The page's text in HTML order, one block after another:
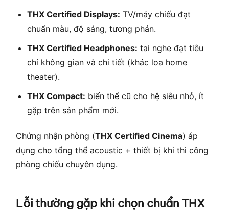
THX Certified Displays: TV/máy chiếu đạt
chuẩn màu, độ sáng, tương phản.
THX Certified Headphones: tai nghe đạt tiêu
chí không gian và chi tiết (khác loa home
theater).
THX Compact: biến thể cũ cho hệ siêu nhỏ, ít
gặp trên sản phẩm mới.
Chứng nhận phòng (THX Certified Cinema) áp
dụng cho tổng thể acoustic + thiết bị khi thi công
phòng chiếu chuyên dụng.
Lỗi thường gặp khi chọn chuẩn THX